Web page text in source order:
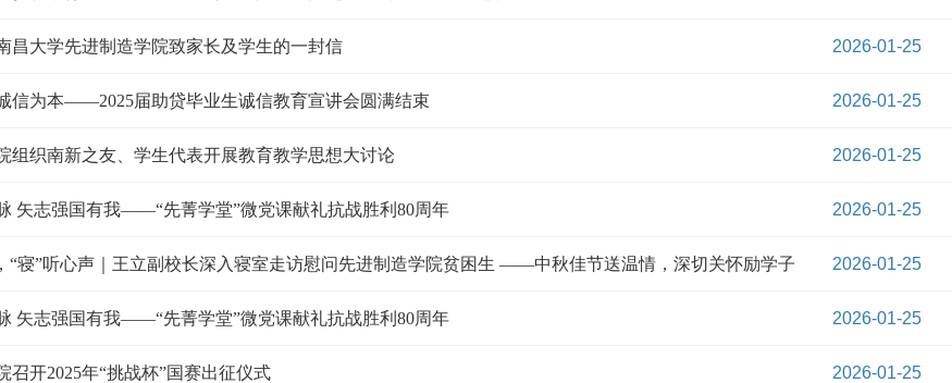
昌大学先进制造学院致家长及学生的一封信 2026-01-25
信为本——2025届助贷毕业生诚信教育宣讲会圆满结束 2026-01-25
组织南新之友、学生代表开展教育教学思想大讨论 2026-01-25
矢志强国有我——“先菁学堂”微党课献礼抗战胜利80周年 2026-01-25
“寝”听心声｜王立副校长深入寝室走访慰问先进制造学院贫困生 ——中秋佳节送温情，深切关怀励学子 2026-01-25
矢志强国有我——“先菁学堂”微党课献礼抗战胜利80周年 2026-01-25
召开2025年“挑战杯”国赛出征仪式 2026-01-25